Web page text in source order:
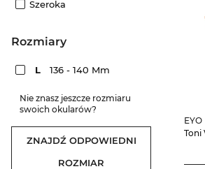
Szeroka
rozmiary
L 136 - 140 Mm
Nie znasz jeszcze rozmiaru
swoich okularów?
ZNAJDŹ ODPOWIEDNI
ROZMIAR
EYO
Toni